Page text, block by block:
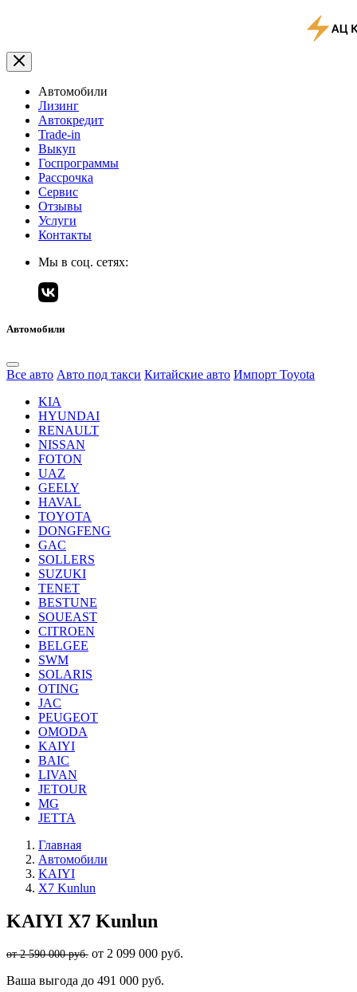
Автомобили
Лизинг
Автокредит
Trade-in
Выкуп
Госпрограммы
Рассрочка
Сервис
Отзывы
Услуги
Контакты
Мы в соц. сетях:
Автомобили
Все авто Авто под такси Китайские авто Импорт Toyota
KIA
HYUNDAI
RENAULT
NISSAN
FOTON
UAZ
GEELY
HAVAL
TOYOTA
DONGFENG
GAC
SOLLERS
SUZUKI
TENET
BESTUNE
SOUEAST
CITROEN
BELGEE
SWM
SOLARIS
OTING
JAC
PEUGEOT
OMODA
KAIYI
BAIC
LIVAN
JETOUR
MG
JETTA
Главная
Автомобили
KAIYI
X7 Kunlun
KAIYI X7 Kunlun
от 2 590 000 руб. от 2 099 000 руб.
Ваша выгода до 491 000 руб.